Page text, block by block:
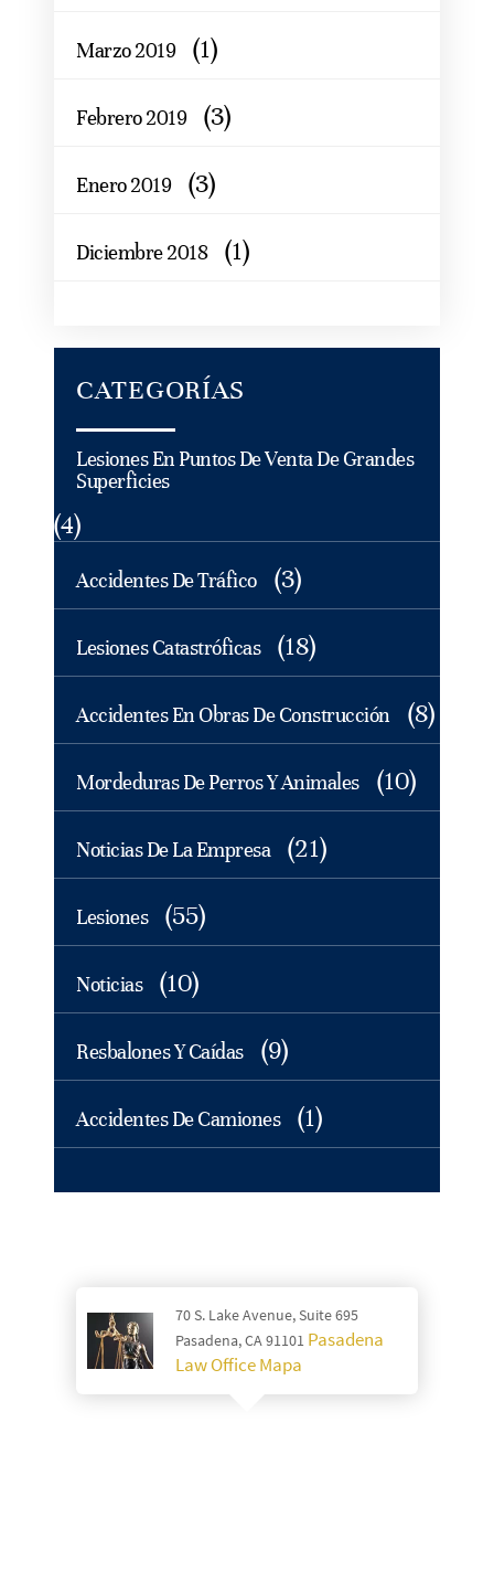
Marzo 2019 (1)
Febrero 2019 (3)
Enero 2019 (3)
Diciembre 2018 (1)
CATEGORÍAS
Lesiones En Puntos De Venta De Grandes
Superficies
(4)
Accidentes De Tráfico (3)
Lesiones Catastróficas (18)
Accidentes En Obras De Construcción (8)
Mordeduras De Perros Y Animales (10)
Noticias De La Empresa (21)
Lesiones (55)
Noticias (10)
Resbalones Y Caídas (9)
Accidentes De Camiones (1)
70 S. Lake Avenue, Suite 695
Pasadena, CA 91101 Pasadena
Law Office Mapa